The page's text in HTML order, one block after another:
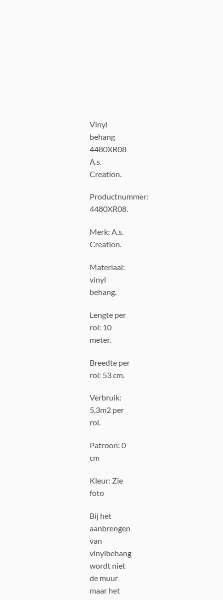
Vinyl
behang
4480XR08
A.s.
Creation.
Productnummer:
4480XR08.
Merk: A.s.
Creation.
Materiaal:
vinyl
behang.
Lengte per
rol: 10
meter.
Breedte per
rol: 53 cm.
Verbruik:
5,3m2 per
rol.
Patroon: 0
cm
Kleur: Zie
foto
Bij het
aanbrengen
van
vinylbehang
wordt niet
de muur
maar het